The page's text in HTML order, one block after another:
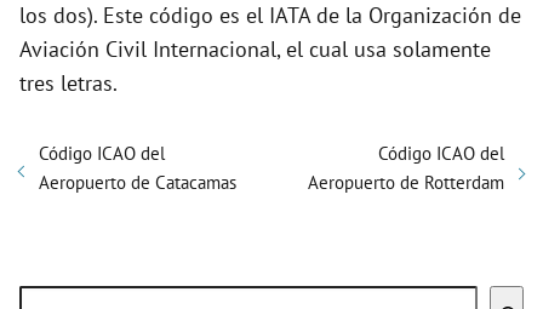
los dos). Este código es el IATA de la Organización de
Aviación Civil Internacional, el cual usa solamente
tres letras.
Código ICAO del
Aeropuerto de Catacamas
Código ICAO del
Aeropuerto de Rotterdam